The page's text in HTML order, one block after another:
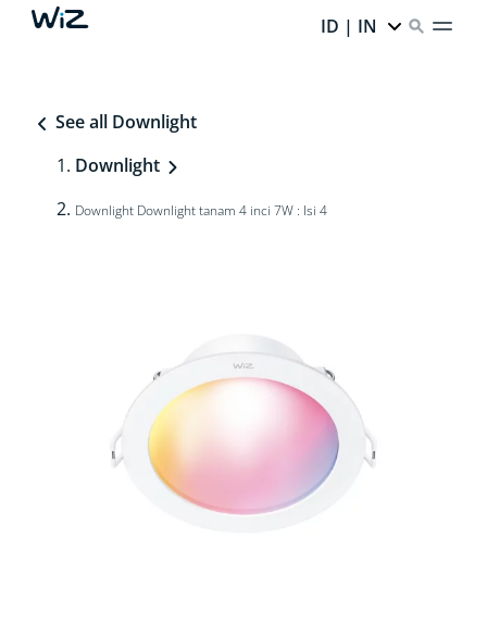
ID | IN
See all Downlight
Downlight
Downlight Downlight tanam 4 inci 7W : Isi 4